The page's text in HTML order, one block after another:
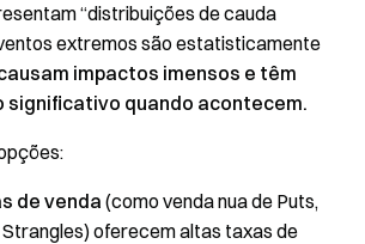
“distribuições de cauda
extremos são estatisticamente
impactos imensos e têm
quando acontecem.
de venda(como venda nua de Puts,
Strangles) oferecem altas taxas de